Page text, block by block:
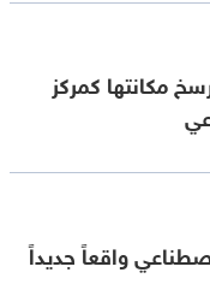
مكانتها كمركز
واقعاً جديداً